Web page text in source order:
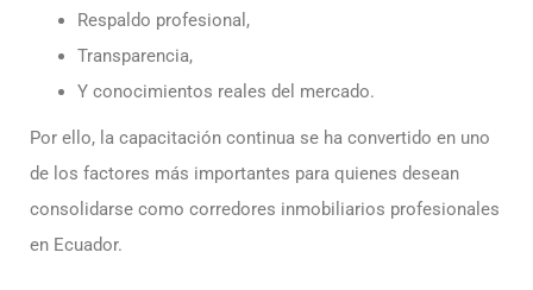
Respaldo profesional,
Transparencia,
Y conocimientos reales del mercado.
Por ello, la capacitación continua se ha convertido en uno
de los factores más importantes para quienes desean
consolidarse como corredores inmobiliarios profesionales
en Ecuador.